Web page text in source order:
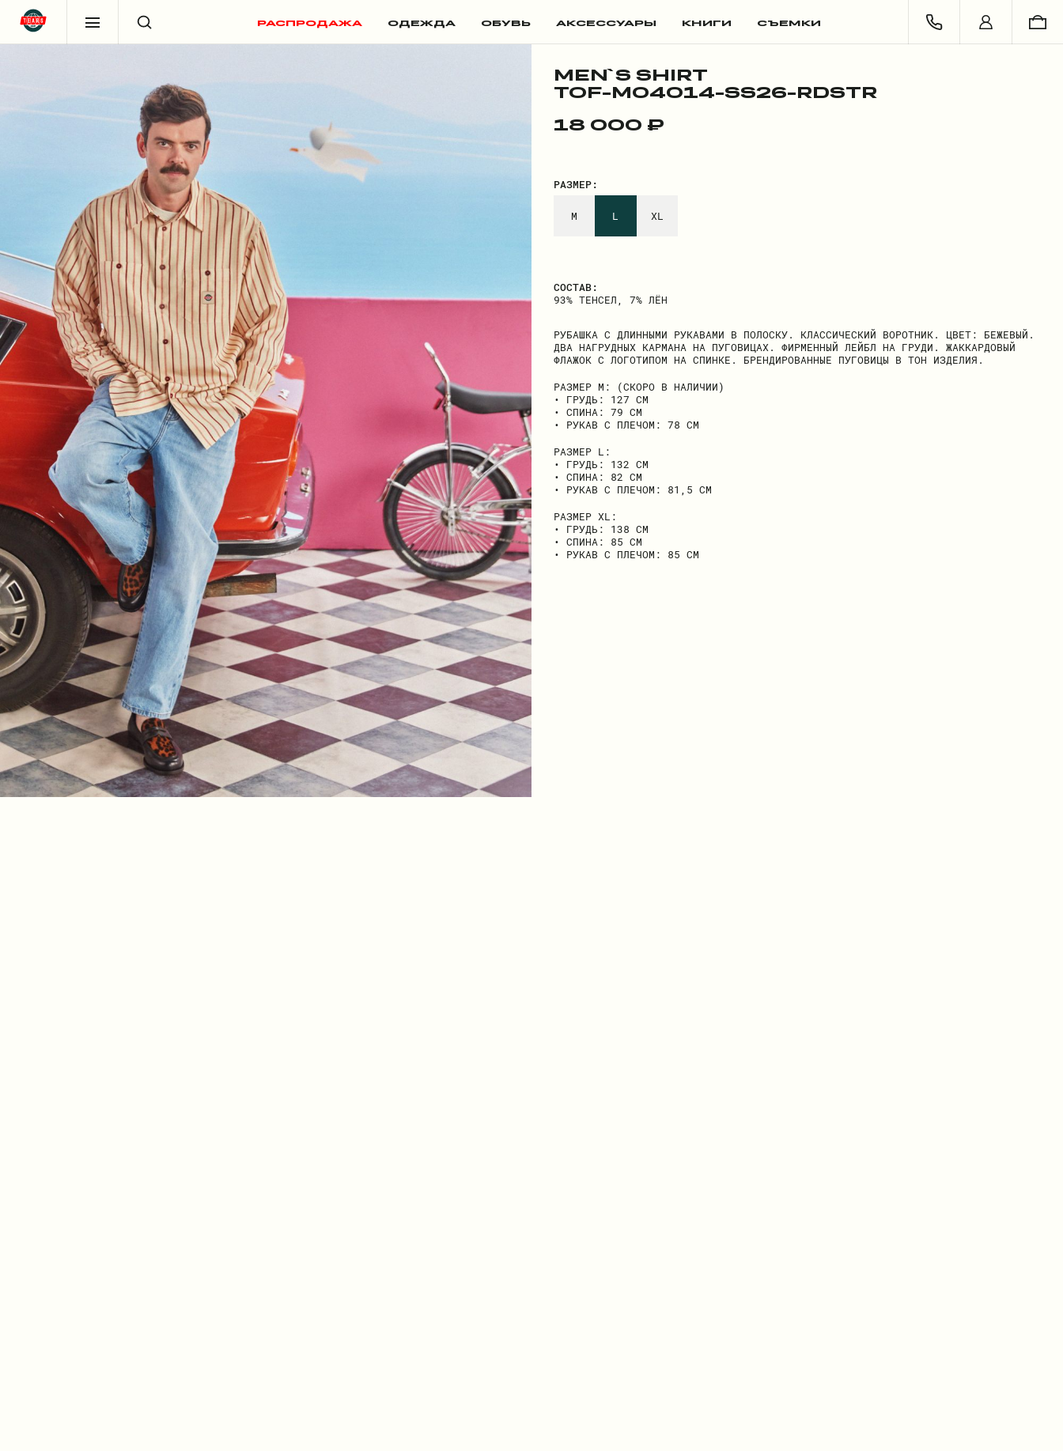
РАСПРОДАЖА ОДЕЖДА ОБУВЬ АКСЕССУАРЫ КНИГИ СЪЕМКИ
MEN`S SHIRT
TOF-M04014-SS26-RDSTR
18 000 ₽
РАЗМЕР:
M L XL
СОСТАВ:
93% ТЕНСЕЛ, 7% ЛЁН
РУБАШКА С ДЛИННЫМИ РУКАВАМИ В ПОЛОСКУ. КЛАССИЧЕСКИЙ ВОРОТНИК. ЦВЕТ: БЕЖЕВЫЙ.
ДВА НАГРУДНЫХ КАРМАНА НА ПУГОВИЦАХ. ФИРМЕННЫЙ ЛЕЙБЛ НА ГРУДИ. ЖАККАРДОВЫЙ
ФЛАЖОК С ЛОГОТИПОМ НА СПИНКЕ. БРЕНДИРОВАННЫЕ ПУГОВИЦЫ В ТОН ИЗДЕЛИЯ.
РАЗМЕР М:
(СКОРО В НАЛИЧИИ)
• ГРУДЬ: 127 СМ
• СПИНА: 79 СМ
• РУКАВ С ПЛЕЧОМ: 78 СМ
РАЗМЕР L:
• ГРУДЬ: 132 СМ
• СПИНА: 82 СМ
• РУКАВ С ПЛЕЧОМ: 81,5 СМ
РАЗМЕР ХL:
• ГРУДЬ: 138 СМ
• СПИНА: 85 СМ
• РУКАВ С ПЛЕЧОМ: 85 СМ